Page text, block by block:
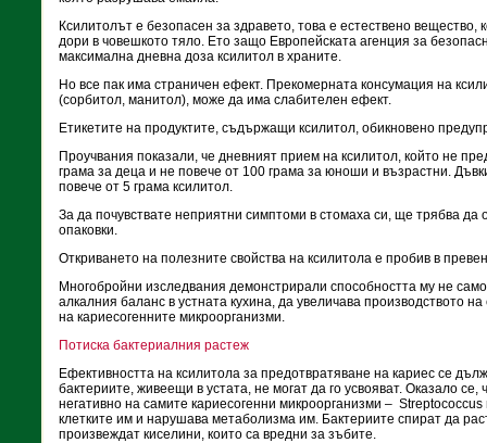
Ксилитолът е безопасен за здравето, това е естествено вещество,
дори в човешкото тяло. Ето защо Европейската агенция за
максимална дневна доза ксилитол в храните.
Но все пак има страничен ефект. Прекомерната консумация на
(сорбитол, манитол), може да има слабителен ефект.
Етикетите на продуктите, съдържащи ксилитол, обикновено
Проучвания показали, че дневният прием на ксилитол, който не
грама за деца и не повече от 100 грама за юноши и възрастни.
повече от 5 грама ксилитол.
За да почувствате неприятни симптоми в стомаха си, ще трябва да
опаковки.
Откриването на полезните свойства на ксилитола е пробив в
Многобройни изследвания демонстрирали способността му не
алкалния баланс в устната кухина, да увеличава производството
на кариесогенните микроорганизми.
Потиска бактериалния растеж
Ефективността на ксилитола за предотвратяване на кариес се
бактериите, живеещи в устата, не могат да го усвояват. Оказало
негативно на самите кариесогенни микроорганизми – Streptococcus
клетките им и нарушава метаболизма им. Бактериите спират да
произвеждат киселини, които са вредни за зъбите.